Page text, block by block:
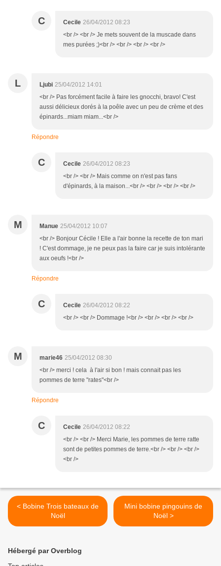
C Cecile 26/04/2012 08:23
<br /> <br /> Je mets souvent de la muscade dans
mes purées ;)<br /> <br /> <br /> <br />
L Ljubi 25/04/2012 14:01
<br /> Pas forcément facile à faire les gnocchi, bravo! C'est
aussi délicieux dorés à la poêle avec un peu de crème et des
épinards...miam miam...<br />
Répondre
C Cecile 26/04/2012 08:23
<br /> <br /> Mais comme on n'est pas fans
d'épinards, à la maison...<br /> <br /> <br /> <br />
M Manue 25/04/2012 10:07
<br /> Bonjour Cécile ! Elle a l'air bonne la recette de ton mari
! C'est dommage, je ne peux pas la faire car je suis intolérante
aux oeufs !<br />
Répondre
C Cecile 26/04/2012 08:22
<br /> <br /> Dommage !<br /> <br /> <br /> <br />
M marie46 25/04/2012 08:30
<br /> merci ! cela à l'air si bon ! mais connait pas les
pommes de terre "rates"<br />
Répondre
C Cecile 26/04/2012 08:22
<br /> <br /> Merci Marie, les pommes de terre ratte
sont de petites pommes de terre.<br /> <br /> <br />
<br />
< Bobine Trois bateaux de
Noël
Mini bobine pingouins de
Noël >
Hébergé par Overblog